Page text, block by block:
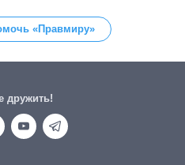
«Правмиру»
дружить!